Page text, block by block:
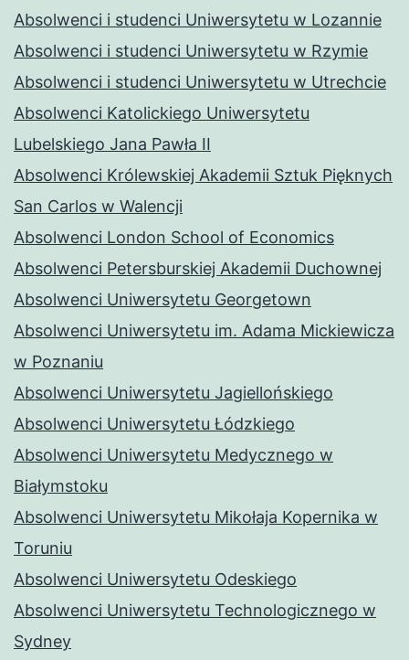
Absolwenci i studenci Uniwersytetu w Lozannie
Absolwenci i studenci Uniwersytetu w Rzymie
Absolwenci i studenci Uniwersytetu w Utrechcie
Absolwenci Katolickiego Uniwersytetu
Lubelskiego Jana Pawła II
Absolwenci Królewskiej Akademii Sztuk Pięknych
San Carlos w Walencji
Absolwenci London School of Economics
Absolwenci Petersburskiej Akademii Duchownej
Absolwenci Uniwersytetu Georgetown
Absolwenci Uniwersytetu im. Adama Mickiewicza
w Poznaniu
Absolwenci Uniwersytetu Jagiellońskiego
Absolwenci Uniwersytetu Łódzkiego
Absolwenci Uniwersytetu Medycznego w
Białymstoku
Absolwenci Uniwersytetu Mikołaja Kopernika w
Toruniu
Absolwenci Uniwersytetu Odeskiego
Absolwenci Uniwersytetu Technologicznego w
Sydney